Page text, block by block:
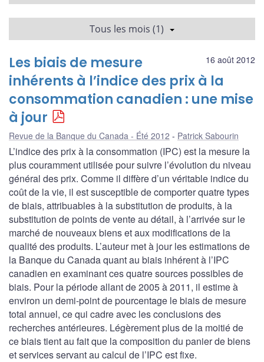
Tous les mois (1)
16 août 2012
Les biais de mesure
inhérents à l’indice des prix à la
consommation canadien : une mise
à jour
Revue de la Banque du Canada - Été 2012 Patrick Sabourin
L’indice des prix à la consommation (IPC) est la mesure la
plus couramment utilisée pour suivre l’évolution du niveau
général des prix. Comme il diffère d’un véritable indice du
coût de la vie, il est susceptible de comporter quatre types
de biais, attribuables à la substitution de produits, à la
substitution de points de vente au détail, à l’arrivée sur le
marché de nouveaux biens et aux modifications de la
qualité des produits. L’auteur met à jour les estimations de
la Banque du Canada quant au biais inhérent à l’IPC
canadien en examinant ces quatre sources possibles de
biais. Pour la période allant de 2005 à 2011, il estime à
environ un demi-point de pourcentage le biais de mesure
total annuel, ce qui cadre avec les conclusions des
recherches antérieures. Légèrement plus de la moitié de
ce biais tient au fait que la composition du panier de biens
et services servant au calcul de l’IPC est fixe.